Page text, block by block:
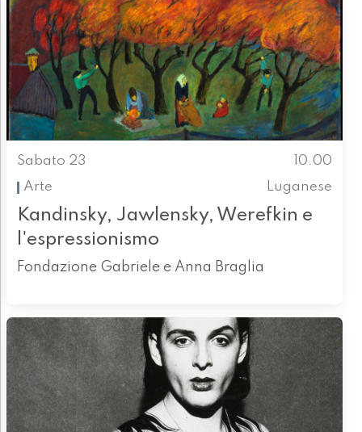
Sabato 23
10.00
Arte
Luganese
Kandinsky, Jawlensky, Werefkin e
l'espressionismo
Fondazione Gabriele e Anna Braglia